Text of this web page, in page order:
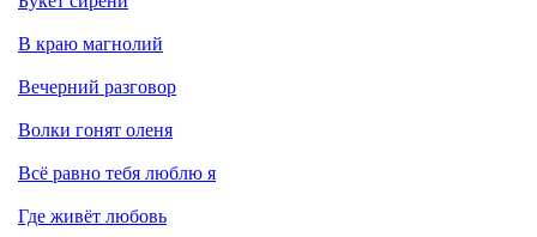
В краю магнолий
Вечерний разговор
Волки гонят оленя
Всё равно тебя люблю я
Где живёт любовь